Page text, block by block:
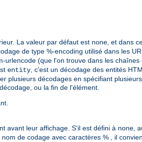
La valeur par défaut est none , et dans
de type %-encoding utilisé dans les
urlencode (que l'on trouve dans les
entity , c'est un décodage des entités
plusieurs décodages en spécifiant
ou la fin de l'élément.
avant leur affichage. S'il est défini à none ,
de codage avec caractères % , il